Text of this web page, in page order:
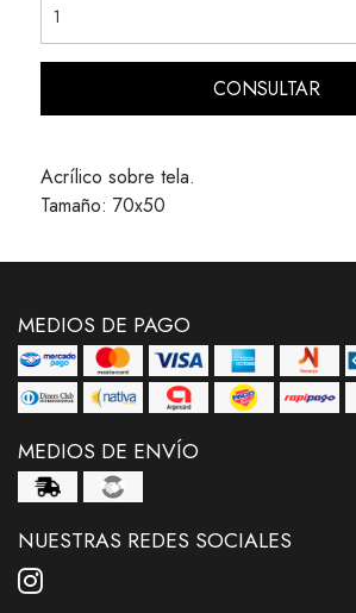
CONSULTAR
Acrílico sobre tela.
Tamaño: 70x50
MEDIOS DE PAGO
MEDIOS DE ENVÍO
NUESTRAS REDES SOCIALES